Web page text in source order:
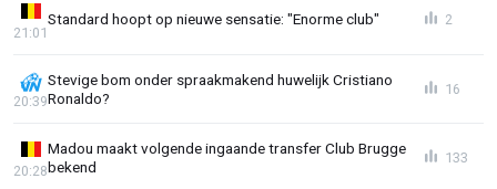
Standard hoopt op nieuwe sensatie: "Enorme club"
21:01
2
Stevige bom onder spraakmakend huwelijk Cristiano
Ronaldo?
20:39
16
Madou maakt volgende ingaande transfer Club Brugge
bekend
20:28
133